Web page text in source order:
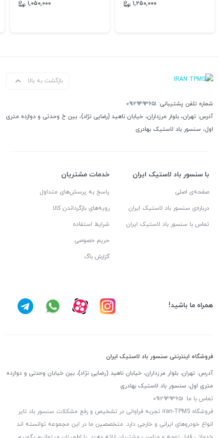
۱,۲۵۰,۰۰۰ ۱,۰۵۰,۰۰۰
بازگشت به بالا
شماره تلفن پشتیبانی: ۰۹۱۲۹۴۹۳۶۵۱
آدرس: تهران، بلوار مرزداران، خیابان ناهید (رضایی نژاد)، بین خ وحدتی و دوازده متری
اول، سنسور باد لاستیک بهادری
با سنسور باد لاستیک ایران
صفحه‌ی اصلی
درباره‌ی سنسور باد لاستیک ایران
تماس با سنسور باد لاستیک ایران
خدمات مشتریان
پاسخ به پرسش‌های متداول
رویه‌های بازگرداندن کالا
شرایط استفاده
حریم خصوصی
گزارش باگ
همراه ما باشید!
فروشگاه اینترنتی سنسور باد لاستیک ایران
آدرس: تهران، بلوار مرزداران، خیابان ناهید (رضایی نژاد)، بین خیابان وحدتی و دوازده
متری اول، سنسور باد لاستیک بهادری
تماس با ما: ۰۹۱۲۹۴۹۳۶۵۱
فروشگاه iran-TPMS تجربه فراوانی در تشخیص و رفع مشکلات سنسور باد تایر
انواع خودروهای ایرانی و خارجی دارد. متخصصین ما در این مجموعه توانسته اند